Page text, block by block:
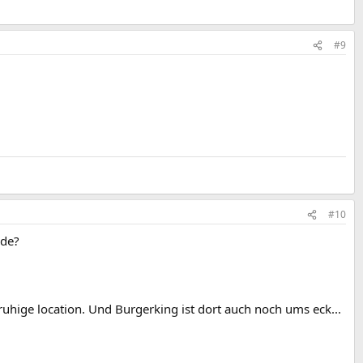
#9
#10
location. Und Burgerking ist dort auch noch ums eck...